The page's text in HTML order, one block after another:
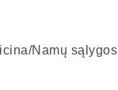
Namų sąlygos